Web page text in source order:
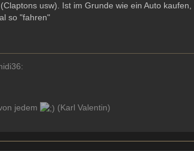
usw). Ist im Grunde wie ein Auto
so "fahren"
jedem (Karl Valentin)